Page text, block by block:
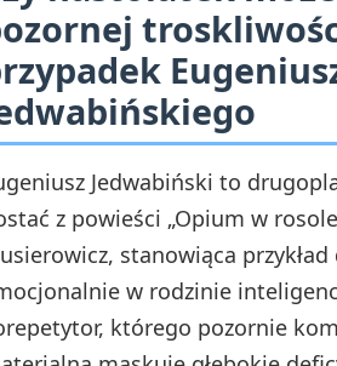
Jedwabiński to
z powieści „Opium w
stanowiąca
w rodzinie
którego pozornie